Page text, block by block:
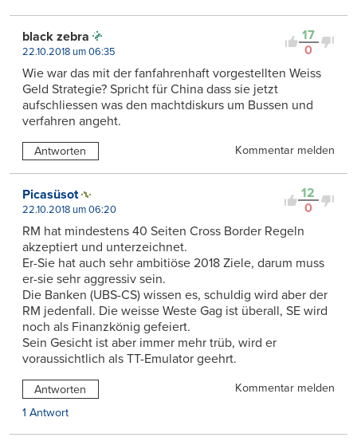
17
0
black zebra
22.10.2018 um 06:35
Wie war das mit der fanfahrenhaft vorgestellten Weiss
Geld Strategie? Spricht für China dass sie jetzt
aufschliessen was den machtdiskurs um Bussen und
verfahren angeht.
Antworten Kommentar melden
12
0
Picasüsot
22.10.2018 um 06:20
RM hat mindestens 40 Seiten Cross Border Regeln
akzeptiert und unterzeichnet.
Er-Sie hat auch sehr ambitiöse 2018 Ziele, darum muss
er-sie sehr aggressiv sein.
Die Banken (UBS-CS) wissen es, schuldig wird aber der
RM jedenfall. Die weisse Weste Gag ist überall, SE wird
noch als Finanzkönig gefeiert.
Sein Gesicht ist aber immer mehr trüb, wird er
voraussichtlich als TT-Emulator geehrt.
Antworten
Kommentar melden
1 Antwort